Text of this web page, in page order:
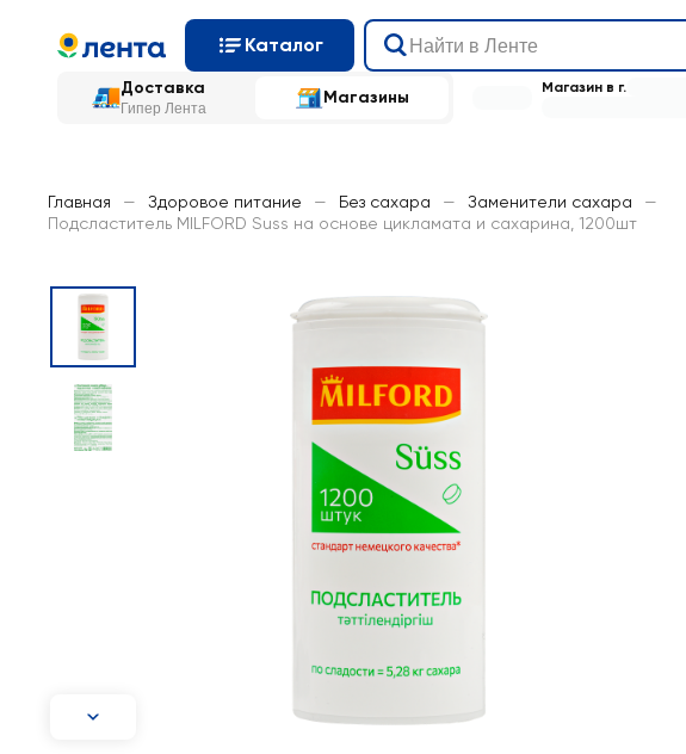
Каталог
Доставка
Гипер Лента
Магазины Магазин в г.
Главная — Здоровое питание — Без сахара — Заменители сахара
—
Подсластитель MILFORD Suss на основе цикламата и сахарина, 1200шт